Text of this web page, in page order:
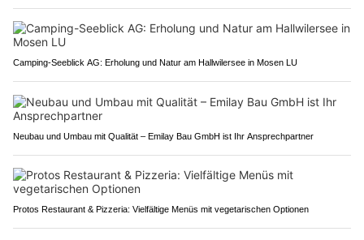
Camping-Seeblick AG: Erholung und Natur am Hallwilersee in Mosen LU
Neubau und Umbau mit Qualität – Emilay Bau GmbH ist Ihr Ansprechpartner
Protos Restaurant & Pizzeria: Vielfältige Menüs mit vegetarischen Optionen